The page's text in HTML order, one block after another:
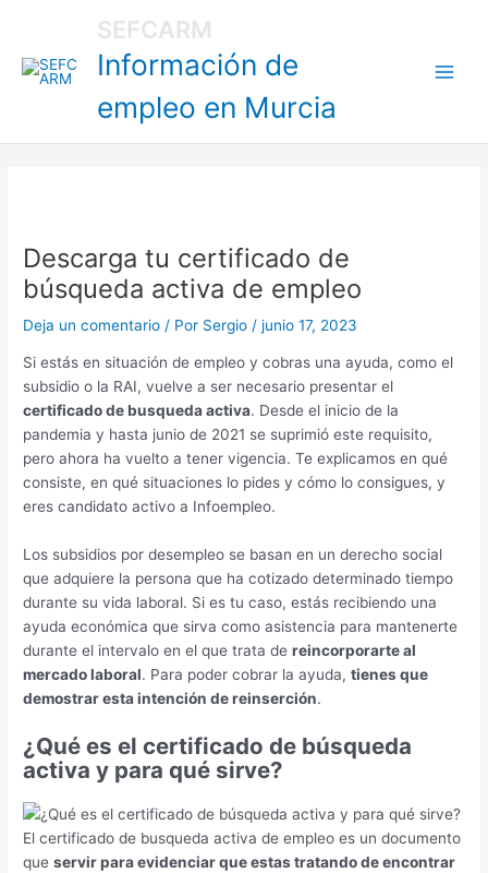
contenido
SEFCARM
Información de
empleo en Murcia
Descarga tu certificado de
búsqueda activa de empleo
Deja un comentario / Por Sergio /junio 17, 2023
Si estás en situación de empleo y cobras una ayuda, como el
subsidio o la RAI, vuelve a ser necesario presentar el
certificado de busqueda activa. Desde el inicio de la
pandemia y hasta junio de 2021 se suprimió este requisito,
pero ahora ha vuelto a tener vigencia. Te explicamos en qué
consiste, en qué situaciones lo pides y cómo lo consigues, y
eres candidato activo a Infoempleo.
Los subsidios por desempleo se basan en un derecho social
que adquiere la persona que ha cotizado determinado tiempo
durante su vida laboral. Si es tu caso, estás recibiendo una
ayuda económica que sirva como asistencia para mantenerte
durante el intervalo en el que trata dereincorporarte al
mercado laboral. Para poder cobrar la ayuda,tienes que
demostrar esta intención de reinserción.
¿Qué es el certificado de búsqueda
activa y para qué sirve?
El certificado de busqueda activa de empleo es un documento
queservir para evidenciar que estas tratando de encontrar